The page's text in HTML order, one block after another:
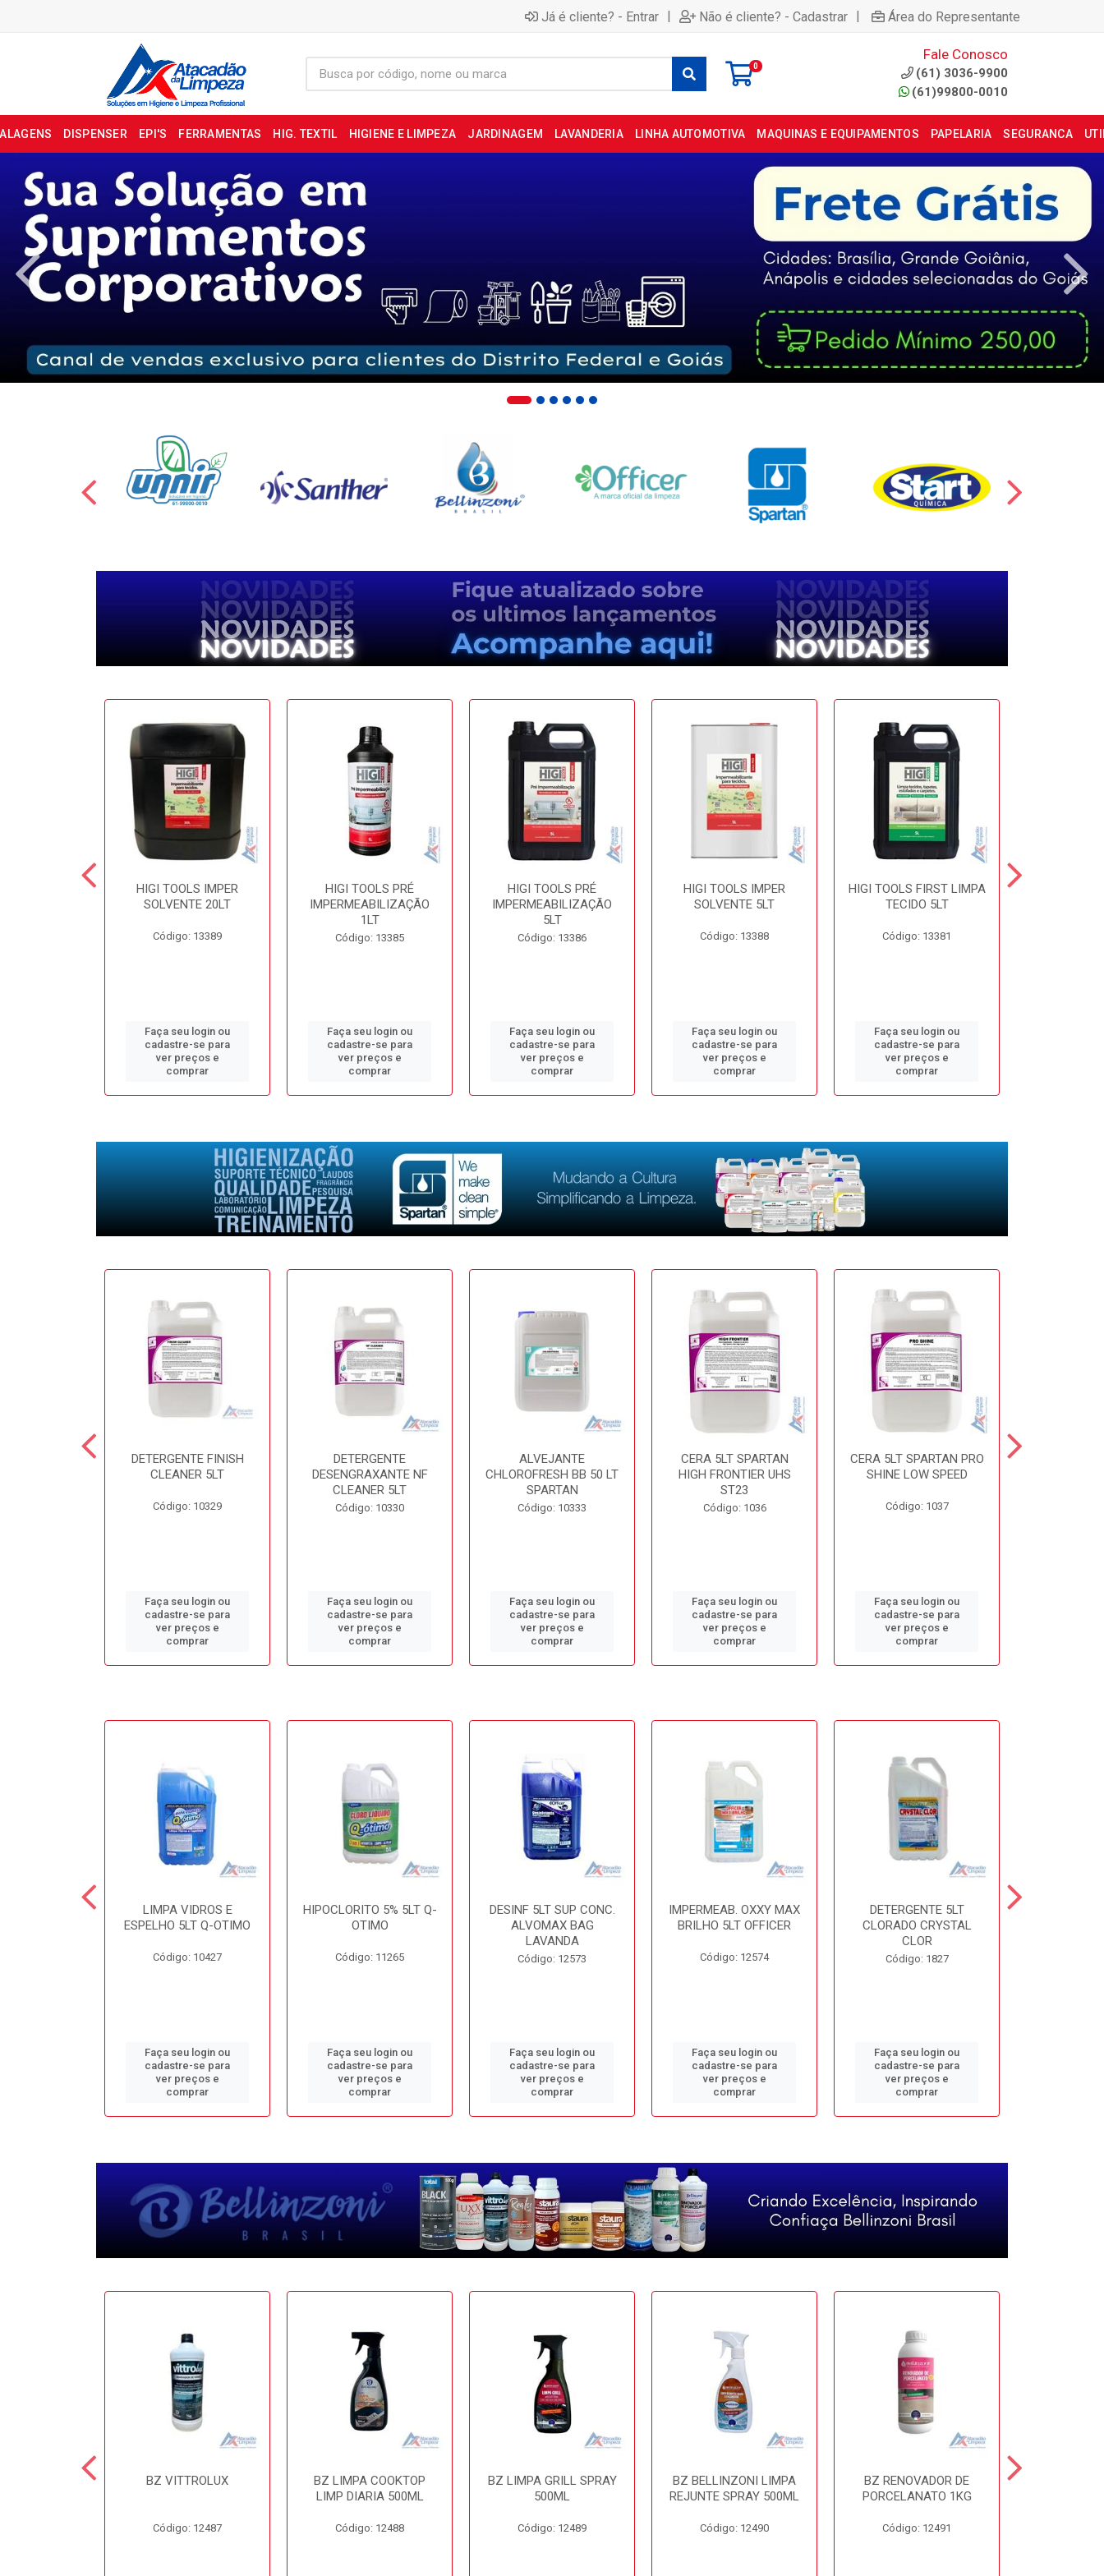
Já é cliente? - Entrar | Não é cliente? - Cadastrar | Área do Representante
0
Fale Conosco
(61) 3036-9900
(61)99800-0010
DISPENSER EPI'S FERRAMENTAS HIG. TEXTIL HIGIENE E LIMPEZA JARDINAGEM LAVANDERIA LINHA AUTOMOTIVA MAQUINAS E EQUIPAMENTOS PAPELARIA SEGURANCA
HIGI TOOLS IMPER
SOLVENTE 20LT
Código: 13389
Faça seu login ou
cadastre-se para
ver preços e
comprar
HIGI TOOLS PRÉ
IMPERMEABILIZAÇÃO
1LT
Código: 13385
Faça seu login ou
cadastre-se para
ver preços e
comprar
HIGI TOOLS PRÉ
IMPERMEABILIZAÇÃO
5LT
Código: 13386
Faça seu login ou
cadastre-se para
ver preços e
comprar
HIGI TOOLS IMPER
SOLVENTE 5LT
Código: 13388
Faça seu login ou
cadastre-se para
ver preços e
comprar
HIGI TOOLS FIRST LIMPA
TECIDO 5LT
Código: 13381
Faça seu login ou
cadastre-se para
ver preços e
comprar
DETERGENTE FINISH
CLEANER 5LT
Código: 10329
Faça seu login ou
cadastre-se para
ver preços e
comprar
DETERGENTE
DESENGRAXANTE NF
CLEANER 5LT
Código: 10330
Faça seu login ou
cadastre-se para
ver preços e
comprar
ALVEJANTE
CHLOROFRESH BB 50 LT
SPARTAN
Código: 10333
Faça seu login ou
cadastre-se para
ver preços e
comprar
CERA 5LT SPARTAN
HIGH FRONTIER UHS
ST23
Código: 1036
Faça seu login ou
cadastre-se para
ver preços e
comprar
CERA 5LT SPARTAN PRO
SHINE LOW SPEED
Código: 1037
Faça seu login ou
cadastre-se para
ver preços e
comprar
LIMPA VIDROS E
ESPELHO 5LT Q-OTIMO
Código: 10427
Faça seu login ou
cadastre-se para
ver preços e
comprar
HIPOCLORITO 5% 5LT Q-
OTIMO
Código: 11265
Faça seu login ou
cadastre-se para
ver preços e
comprar
DESINF 5LT SUP CONC.
ALVOMAX BAG
LAVANDA
Código: 12573
Faça seu login ou
cadastre-se para
ver preços e
comprar
IMPERMEAB. OXXY MAX
BRILHO 5LT OFFICER
Código: 12574
Faça seu login ou
cadastre-se para
ver preços e
comprar
DETERGENTE 5LT
CLORADO CRYSTAL
CLOR
Código: 1827
Faça seu login ou
cadastre-se para
ver preços e
comprar
BZ VITTROLUX
Código: 12487
BZ LIMPA COOKTOP
LIMP DIARIA 500ML
Código: 12488
BZ LIMPA GRILL SPRAY
500ML
Código: 12489
BZ BELLINZONI LIMPA
REJUNTE SPRAY 500ML
Código: 12490
BZ RENOVADOR DE
PORCELANATO 1KG
Código: 12491